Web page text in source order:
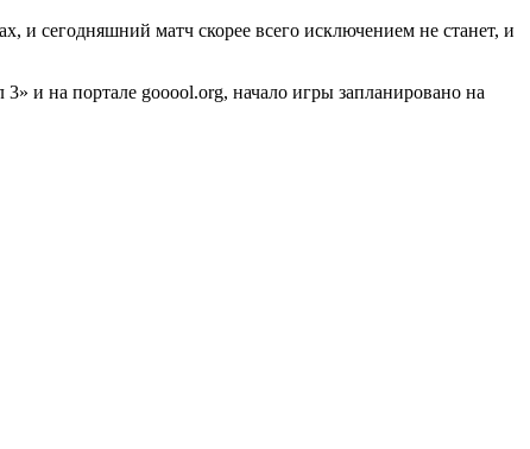
и сегодняшний матч скорее всего исключением не станет, и
и на портале gooool.org, начало игры запланировано на